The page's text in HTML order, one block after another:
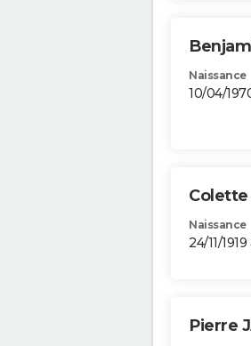
Naissance
10/04/
Colette
Naissance
24/11/1919
Pierre